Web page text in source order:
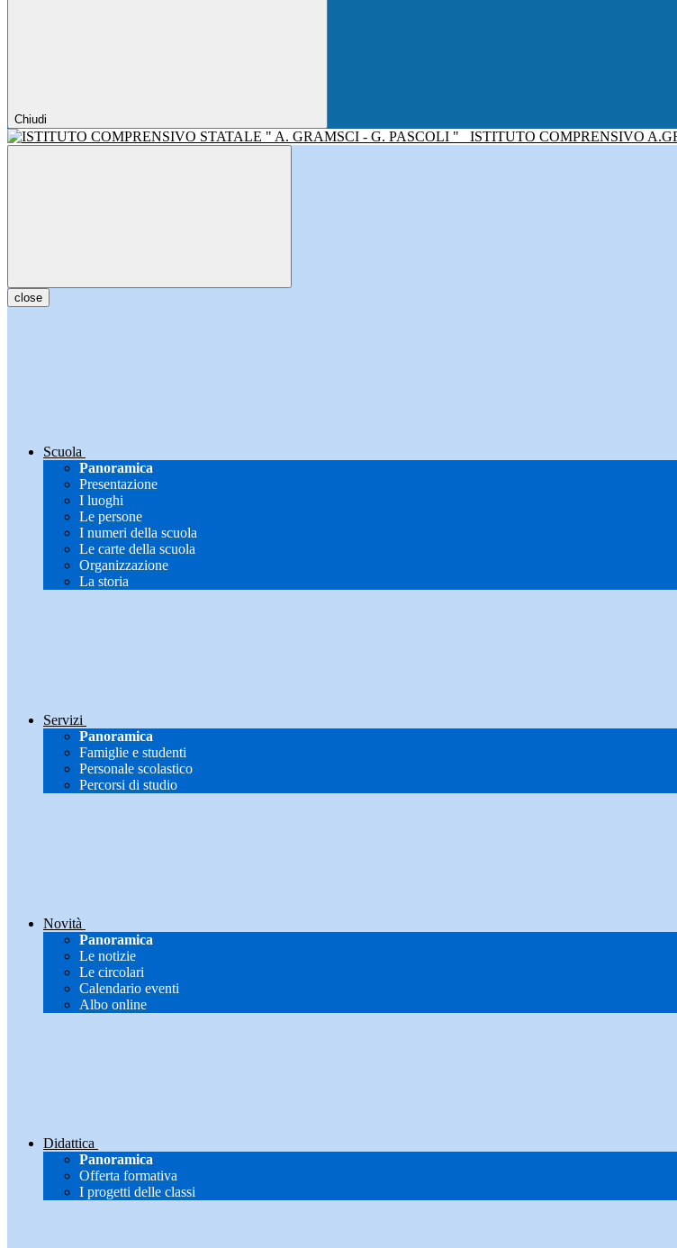
Chiudi
ISTITUTO COMPRENSIVO
close
Scuola
Panoramica
Presentazione
I luoghi
Le persone
I numeri della scuola
Le carte della scuola
Organizzazione
La storia
Servizi
Panoramica
Famiglie e studenti
Personale scolastico
Percorsi di studio
Novità
Panoramica
Le notizie
Le circolari
Calendario eventi
Albo online
Didattica
Panoramica
Offerta formativa
I progetti delle classi